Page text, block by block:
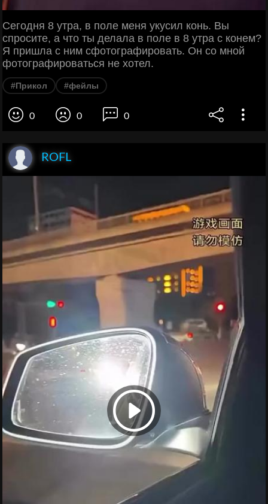
Сегодня 8 утра, в поле меня укусил конь. Вы
спросите, а что ты делала в поле в 8 утра с конем?
Я пришла с ним сфотографировать. Он со мной
фотографироваться не хотел.
#Прикол #фейлы
0 0 0
ROFL